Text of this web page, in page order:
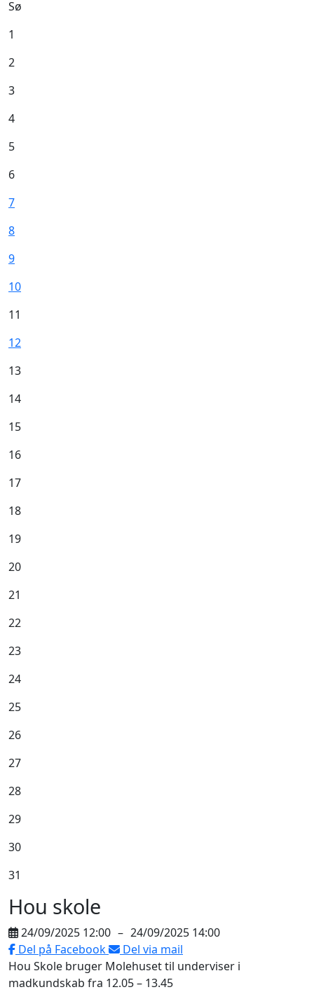
Sø
1
2
3
4
5
6
7
8
9
10
11
12
13
14
15
16
17
18
19
20
21
22
23
24
25
26
27
28
29
30
31
Hou skole
24/09/2025 12:00 – 24/09/2025 14:00
Del på Facebook
Del via mail
Hou Skole bruger Molehuset til underviser i
madkundskab fra 12.05 – 13.45